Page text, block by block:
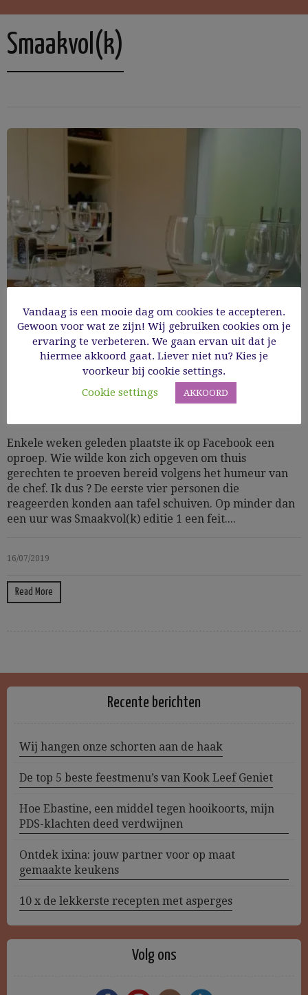
Smaakvol(k)
Smaakvol(k) editie 1
Zeevruchten
Enkele weken geleden plaatste ik op Facebook een
oproep. Wie wilde kon zich opgeven om thuis
gerechten te proeven bereid volgens het humeur van
de chef. Ik dus ? De eerste vier personen die
reageerden konden aan tafel schuiven. Op minder dan
een uur was Smaakvol(k) editie 1 een feit....
16/07/2019
Read More
Recente berichten
Wij hangen onze schorten aan de haak
De top 5 beste feestmenu’s van Kook Leef Geniet
Hoe Ebastine, een middel tegen hooikoorts, mijn
PDS-klachten deed verdwijnen
Ontdek ixina: jouw partner voor op maat
gemaakte keukens
10 x de lekkerste recepten met asperges
Volg ons
Vandaag is een mooie dag om cookies te accepteren.
Gewoon voor wat ze zijn! Wij gebruiken cookies om je
ervaring te verbeteren. We gaan ervan uit dat je
hiermee akkoord gaat. Liever niet nu? Kies je
voorkeur bij cookie settings.
Cookie settings
AKKOORD